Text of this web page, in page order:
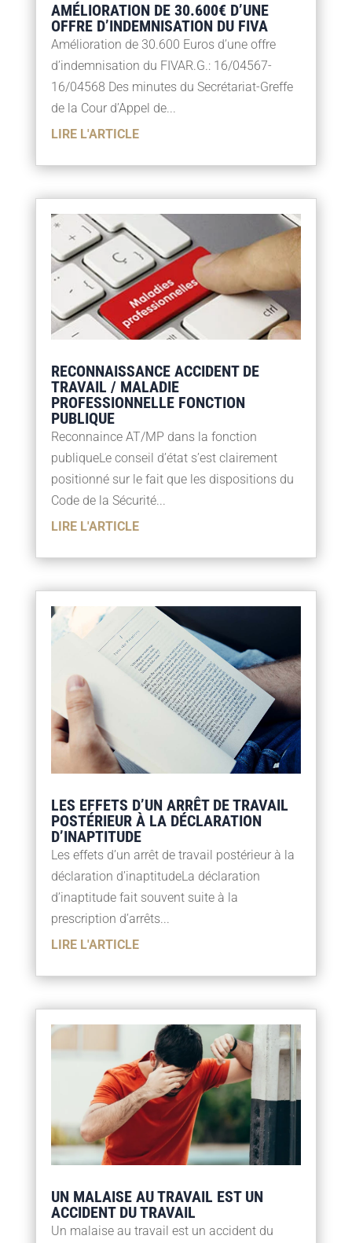
AMÉLIORATION DE 30.600€ D’UNE
OFFRE D’INDEMNISATION DU FIVA
Amélioration de 30.600 Euros d’une offre
d’indemnisation du FIVAR.G.: 16/04567-
16/04568 Des minutes du Secrétariat-Greffe
de la Cour d’Appel de...
LIRE L'ARTICLE
RECONNAISSANCE ACCIDENT DE
TRAVAIL / MALADIE
PROFESSIONNELLE FONCTION
PUBLIQUE
Reconnaince AT/MP dans la fonction
publiqueLe conseil d’état s’est clairement
positionné sur le fait que les dispositions du
Code de la Sécurité...
LIRE L'ARTICLE
LES EFFETS D’UN ARRÊT DE TRAVAIL
POSTÉRIEUR À LA DÉCLARATION
D’INAPTITUDE
Les effets d’un arrêt de travail postérieur à la
déclaration d’inaptitudeLa déclaration
d’inaptitude fait souvent suite à la
prescription d’arrêts...
LIRE L'ARTICLE
UN MALAISE AU TRAVAIL EST UN
ACCIDENT DU TRAVAIL
Un malaise au travail est un accident du